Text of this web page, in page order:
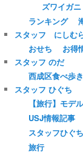
ズワイガニ
ランキング
スタッフ にしむ
おせち
お得
スタッフ のだ
西成区食べ歩き
スタッフ ひぐち
【旅行】モデ
USJ情報記事
スタッフひぐ
旅行